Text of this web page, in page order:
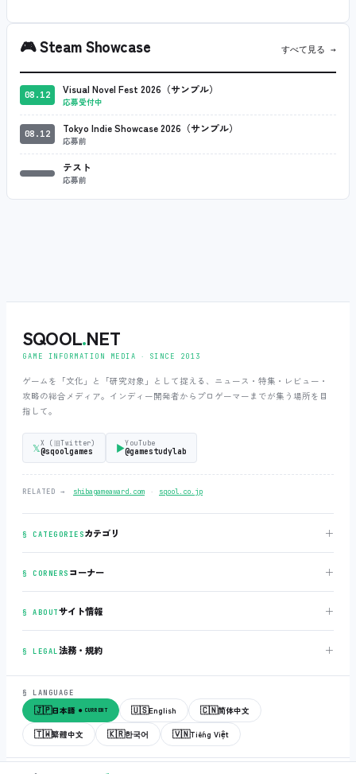
🎮Steam Showcase すべて見る →
08.12 Visual Novel Fest 2026（サンプル）
応募受付中
08.12 Tokyo Indie Showcase 2026（サンプル）
応募前
テスト
応募前
SQOOL.NET
GAME INFORMATION MEDIA ‧ SINCE 2013
ゲームを「文化」と「研究対象」として捉える、ニュース・特集・レビュー・
攻略の総合メディア。インディー開発者からプロゲーマーまでが集う場所を目
指して。
𝕏X (旧Twitter)
@sqoolgames ▶YouTube
@gamestudylab
RELATED → shibagameaward.com ‧ sqool.co.jp
§ CATEGORIESカテゴリ ＋
§ CORNERS コーナー ＋
§ ABOUTサイト情報 ＋
§ LEGAL法務・規約 ＋
§ LANGUAGE
🇯🇵日本語 ● CURRENT 🇺🇸English 🇨🇳简体中文
🇹🇼繁體中文 🇰🇷한국어 🇻🇳Tiếng Việt